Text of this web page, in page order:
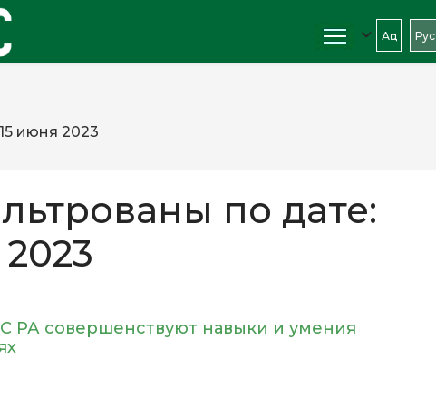
Аԥс Рус
июня 2023
по дате:
РА совершенствуют навыки и умения